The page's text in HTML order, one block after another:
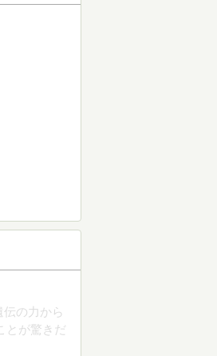
の力から
とが驚きだ